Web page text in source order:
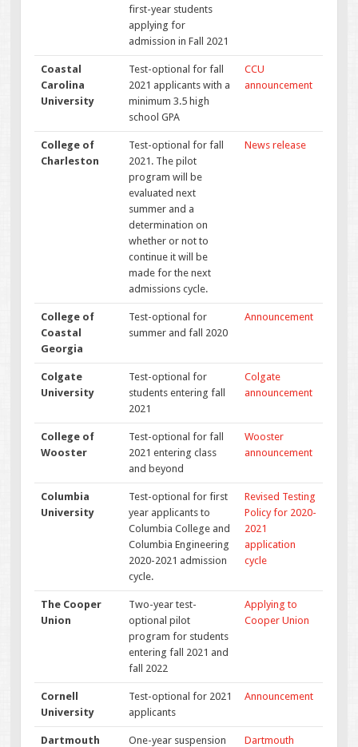
first-year students
applying for
admission in Fall 2021
Coastal
Carolina
University
Test-optional for fall
2021 applicants with a
minimum 3.5 high
school GPA
CCU
announcement
College of
Charleston
Test-optional for fall
2021. The pilot
program will be
evaluated next
summer and a
determination on
whether or not to
continue it will be
made for the next
admissions cycle.
News release
College of
Coastal
Georgia
Test-optional for
summer and fall 2020
Announcement
Colgate
University
Test-optional for
students entering fall
2021
Colgate
announcement
College of
Wooster
Test-optional for fall
2021 entering class
and beyond
Wooster
announcement
Columbia
University
Test-optional for first
year applicants to
Columbia College and
Columbia Engineering
2020-2021 admission
cycle.
Revised Testing
Policy for 2020-
2021
application
cycle
The Cooper
Union
Two-year test-
optional pilot
program for students
entering fall 2021 and
fall 2022
Applying to
Cooper Union
Cornell
University
Test-optional for 2021
applicants
Announcement
Dartmouth
One-year suspension
Dartmouth